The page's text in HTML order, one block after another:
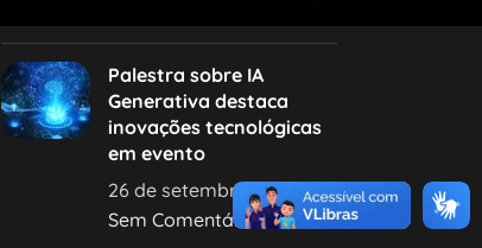
Palestra sobre IA
Generativa destaca
inovações tecnológicas
em evento
26 de setembro de 2023
Sem Comentários